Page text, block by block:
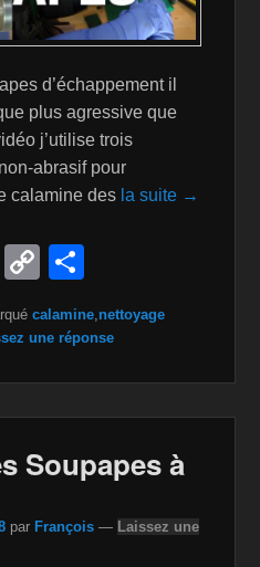
d’échappement il
plus agressive que
j’utilise trois
abrasif pour
calamine des la suite →
E
C
p
k
ta
calamine,nettoyage
une réponse
Soupapes à
par François — Laissez une